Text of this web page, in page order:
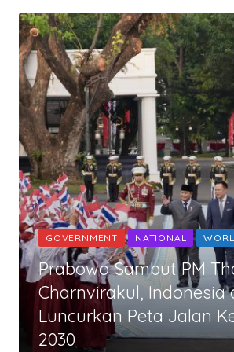
GOVERNMENT NATIONAL
Prabowo Sambut PM
Charnvirakul, Indonesia
Luncurkan Peta Jalan
2030